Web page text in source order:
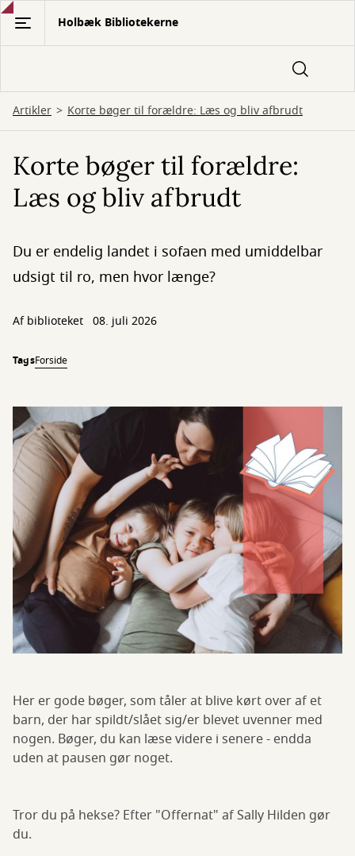
Gå
hovedindhold
Holbæk Bibliotekerne
Artikler Korte bøger til forældre: Læs og bliv afbrudt
Korte bøger til forældre:
Læs og bliv afbrudt
Du er endelig landet i sofaen med umiddelbar
udsigt til ro, men hvor længe?
Af biblioteket 08. juli 2026
TagsForside
Her er gode bøger, som tåler at blive kørt over af et
barn, der har spildt/slået sig/er blevet uvenner med
nogen. Bøger, du kan læse videre i senere - endda
uden at pausen gør noget.
Tror du på hekse? Efter "Offernat" af Sally Hilden gør
du.